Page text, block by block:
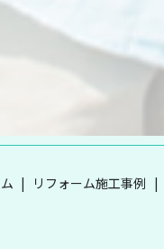
リフォーム施工事例